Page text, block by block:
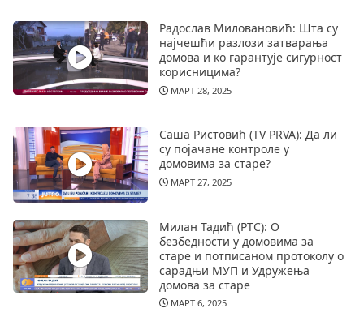
Радослав Миловановић: Шта су
најчешћи разлози затварања
домова и ко гарантује сигурност
корисницима?
МАРТ 28, 2025
Саша Ристовић (TV PRVA): Да ли
су појачане контроле у
домовима за старе?
МАРТ 27, 2025
Милан Тадић (РТС): О
безбедности у домовима за
старе и потписаном протоколу о
сарадњи МУП и Удружења
домова за старе
МАРТ 6, 2025